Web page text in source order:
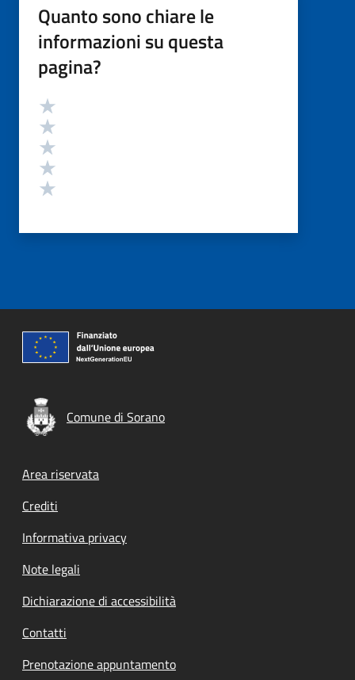
Quanto sono chiare le
informazioni su questa
pagina?
Valutazione
Comune di Sorano
Footer menu
Area riservata
Crediti
Informativa privacy
Note legali
Dichiarazione di accessibilità
Contatti
Prenotazione appuntamento